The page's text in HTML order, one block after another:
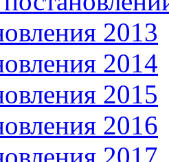
2013
2014
2015
2016
2017